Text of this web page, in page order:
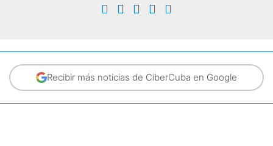
Recibir más noticias de CiberCuba en Google